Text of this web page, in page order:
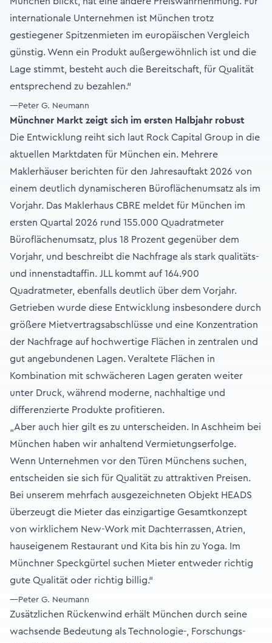
internationale Unternehmen ist München trotz
gestiegener Spitzenmieten im europäischen Vergleich
günstig. Wenn ein Produkt außergewöhnlich ist und die
Lage stimmt, besteht auch die Bereitschaft, für Qualität
entsprechend zu bezahlen.“
—Peter G. Neumann
Münchner Markt zeigt sich im ersten Halbjahr robust
Die Entwicklung reiht sich laut Rock Capital Group in die
aktuellen Marktdaten für München ein. Mehrere
Maklerhäuser berichten für den Jahresauftakt 2026 von
einem deutlich dynamischeren Büroflächenumsatz als im
Vorjahr. Das Maklerhaus CBRE meldet für München im
ersten Quartal 2026 rund 155.000 Quadratmeter
Büroflächenumsatz, plus 18 Prozent gegenüber dem
Vorjahr, und beschreibt die Nachfrage als stark qualitäts-
und innenstadtaffin. JLL kommt auf 164.900
Quadratmeter, ebenfalls deutlich über dem Vorjahr.
Getrieben wurde diese Entwicklung insbesondere durch
größere Mietvertragsabschlüsse und eine Konzentration
der Nachfrage auf hochwertige Flächen in zentralen und
gut angebundenen Lagen. Veraltete Flächen in
Kombination mit schwächeren Lagen geraten weiter
unter Druck, während moderne, nachhaltige und
differenzierte Produkte profitieren.
„Aber auch hier gilt es zu unterscheiden. In Aschheim bei
München haben wir anhaltend Vermietungserfolge.
Wenn Unternehmen vor den Türen Münchens suchen,
entscheiden sie sich für Qualität zu attraktiven Preisen.
Bei unserem mehrfach ausgezeichneten Objekt HEADS
überzeugt die Mieter das einzigartige Gesamtkonzept
von wirklichem New-Work mit Dachterrassen, Atrien,
hauseigenem Restaurant und Kita bis hin zu Yoga. Im
Münchner Speckgürtel suchen Mieter entweder richtig
gute Qualität oder richtig billig.“
—Peter G. Neumann
Zusätzlichen Rückenwind erhält München durch seine
wachsende Bedeutung als Technologie-, Forschungs-